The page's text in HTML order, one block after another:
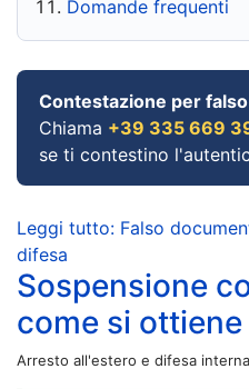
Domande frequenti
Contestazione per
Chiama +39 335 669
se ti contestino
Leggi tutto: Falso
difesa
Sospensione
come si ottiene
Arresto all'estero e difesa